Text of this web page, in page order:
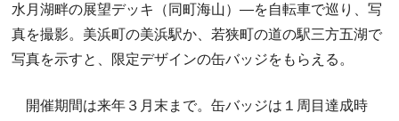
水月湖畔の展望デッキ（同町海山）―を自転車で巡り、写
真を撮影。美浜町の美浜駅か、若狭町の道の駅三方五湖で
写真を示すと、限定デザインの缶バッジをもらえる。
開催期間は来年３月末まで。缶バッジは１周目達成時